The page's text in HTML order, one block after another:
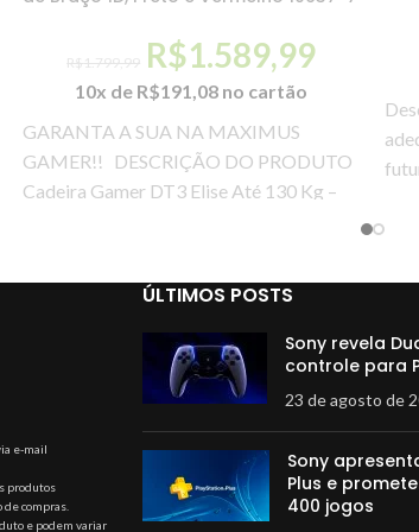
R$1.799,99 R$1.589,99
10x de R$191,08 no cartão
GARANTA A SUA NA MAXIMUS
GAMER!! DESCRIÇÃO DO PRODUTO
Cadeira Gamer DT3 Elise Até 130 Kg –
e-mail
produtos
compras.
e podem variar
ÚLTIMOS POSTS
Sony revela
controle para
23 de agosto de
Sony
Plus e
400 jogos